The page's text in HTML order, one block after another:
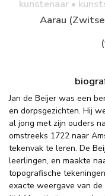
kunstenaar •
Aarau
Jan de Beijer was een
en dorpsgezichten. Hij
al jong met zijn ouders
omstreeks 1722 naar
tekenvak te leren. De
leerlingen, en maakte
topografische
exacte weergave van